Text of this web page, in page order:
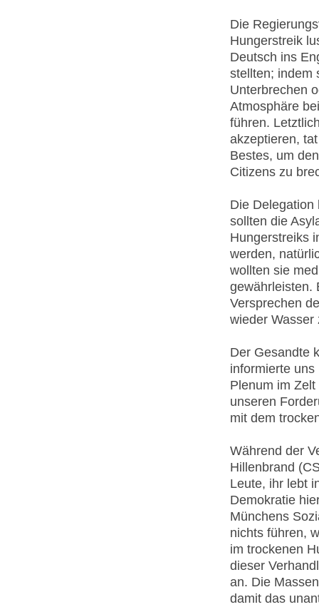
Die
Hungerstreik
Deutsch ins
stellten; indem
Unterbrechen
Atmosphäre
führen.
akzeptieren,
Bestes, um
Citizens zu
Die Delegation
sollten die
Hungerstreiks
werden,
wollten sie
gewährleisten.
Versprechen
wieder Wasser
Der Gesandte
informierte
Plenum im
unseren
mit dem
Während der
Hillenbrand
Leute, ihr lebt
Demokratie
Münchens
nichts führen,
im trockenen
dieser
an. Die
damit das